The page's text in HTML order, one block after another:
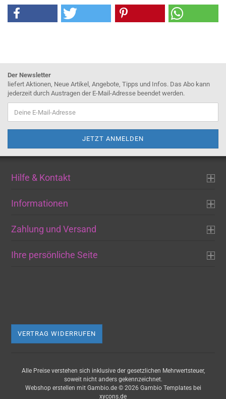
Der Newsletter
liefert Aktionen, Neue Artikel, Angebote, Tipps und Infos. Das Abo kann
jederzeit durch Austragen der E-Mail-Adresse beendet werden.
Hilfe & Kontakt
Informationen
Zahlung und Versand
Ihre persönliche Seite
VERTRAG WIDERRUFEN
Alle Preise verstehen sich inklusive der gesetzlichen Mehrwertsteuer,
soweit nicht anders gekennzeichnet.
Webshop erstellen mit Gambio.de © 2026 Gambio Templates bei
xycons.de